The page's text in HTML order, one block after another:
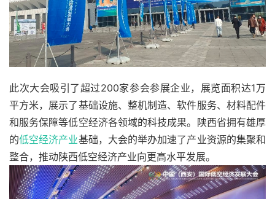
此次大会吸引了超过200家参会参展企业，展览面积达1万
平方米，展示了基础设施、整机制造、软件服务、材料配件
和服务保障等低空经济各领域的科技成果。陕西省拥有雄厚
的低空经济产业基础，大会的举办加速了产业资源的集聚和
整合，推动陕西低空经济产业向更高水平发展。